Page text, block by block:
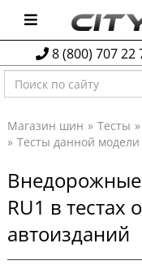
8 (800) 707 22
Магазин шин Тесты
Тесты данной модели
RU1 в тестах
автоизданий